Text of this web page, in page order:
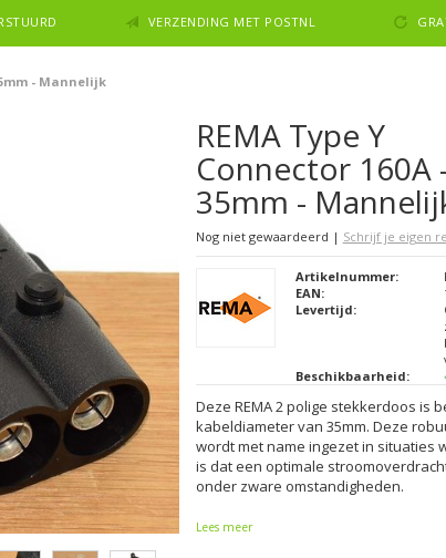
VERZENDING MET POSTNL
- Mannelijk
REMA Type Y
Connector 160A
35mm -
Nog niet gewaardeerd | Schrijf je eigen
Artikelnummer:
EAN:
Levertijd:
Beschikbaarheid:
Deze REMA 2 polige stekkerdoos is
kabeldiameter van 35mm. Deze
wordt met name ingezet in situaties
is dat een optimale
onder zware omstandigheden.
Lees meer